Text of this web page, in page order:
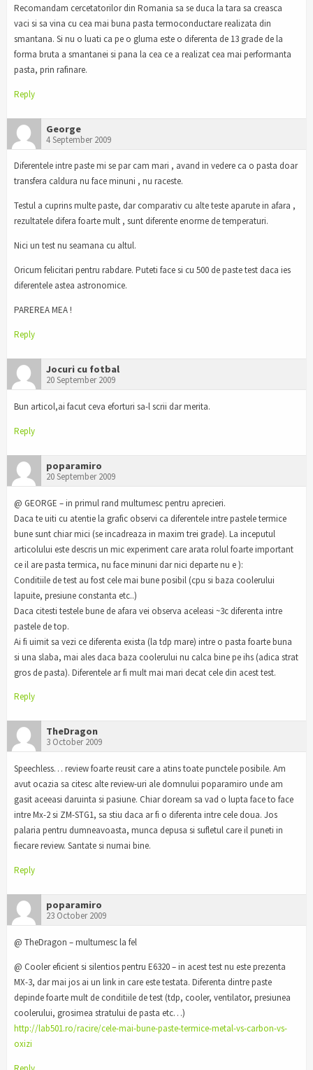
Recomandam cercetatorilor din Romania sa se duca la tara sa creasca
vaci si sa vina cu cea mai buna pasta termoconductare realizata din
smantana. Si nu o luati ca pe o gluma este o diferenta de 13 grade de la
forma bruta a smantanei si pana la cea ce a realizat cea mai performanta
pasta, prin rafinare.
Reply
George
4 September 2009
Diferentele intre paste mi se par cam mari , avand in vedere ca o pasta doar
transfera caldura nu face minuni , nu raceste.
Testul a cuprins multe paste, dar comparativ cu alte teste aparute in afara ,
rezultatele difera foarte mult , sunt diferente enorme de temperaturi.
Nici un test nu seamana cu altul.
Oricum felicitari pentru rabdare. Puteti face si cu 500 de paste test daca ies
diferentele astea astronomice.
PAREREA MEA !
Reply
Jocuri cu fotbal
20 September 2009
Bun articol,ai facut ceva eforturi sa-l scrii dar merita.
Reply
poparamiro
20 September 2009
@ GEORGE – in primul rand multumesc pentru aprecieri.
Daca te uiti cu atentie la grafic observi ca diferentele intre pastele termice
bune sunt chiar mici (se incadreaza in maxim trei grade). La inceputul
articolului este descris un mic experiment care arata rolul foarte important
ce il are pasta termica, nu face minuni dar nici departe nu e ):
Conditiile de test au fost cele mai bune posibil (cpu si baza coolerului
lapuite, presiune constanta etc..)
Daca citesti testele bune de afara vei observa aceleasi ~3c diferenta intre
pastele de top.
Ai fi uimit sa vezi ce diferenta exista (la tdp mare) intre o pasta foarte buna
si una slaba, mai ales daca baza coolerului nu calca bine pe ihs (adica strat
gros de pasta). Diferentele ar fi mult mai mari decat cele din acest test.
Reply
TheDragon
3 October 2009
Speechless… review foarte reusit care a atins toate punctele posibile. Am
avut ocazia sa citesc alte review-uri ale domnului poparamiro unde am
gasit aceeasi daruinta si pasiune. Chiar doream sa vad o lupta face to face
intre Mx-2 si ZM-STG1, sa stiu daca ar fi o diferenta intre cele doua. Jos
palaria pentru dumneavoasta, munca depusa si sufletul care il puneti in
fiecare review. Santate si numai bine.
Reply
poparamiro
23 October 2009
@ TheDragon – multumesc la fel
@ Cooler eficient si silentios pentru E6320 – in acest test nu este prezenta
MX-3, dar mai jos ai un link in care este testata. Diferenta dintre paste
depinde foarte mult de conditiile de test (tdp, cooler, ventilator, presiunea
coolerului, grosimea stratului de pasta etc…)
http://lab501.ro/racire/cele-mai-bune-paste-termice-metal-vs-carbon-vs-
oxizi